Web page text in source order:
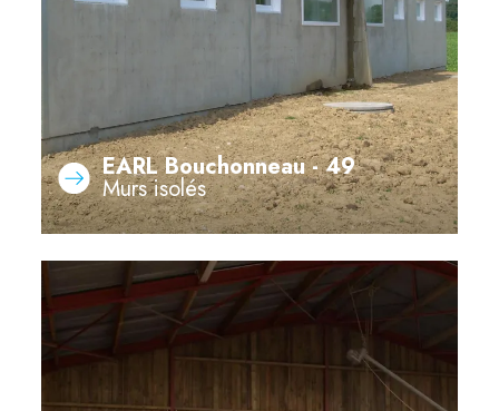
EARL Bouchonneau - 49
Murs isolés